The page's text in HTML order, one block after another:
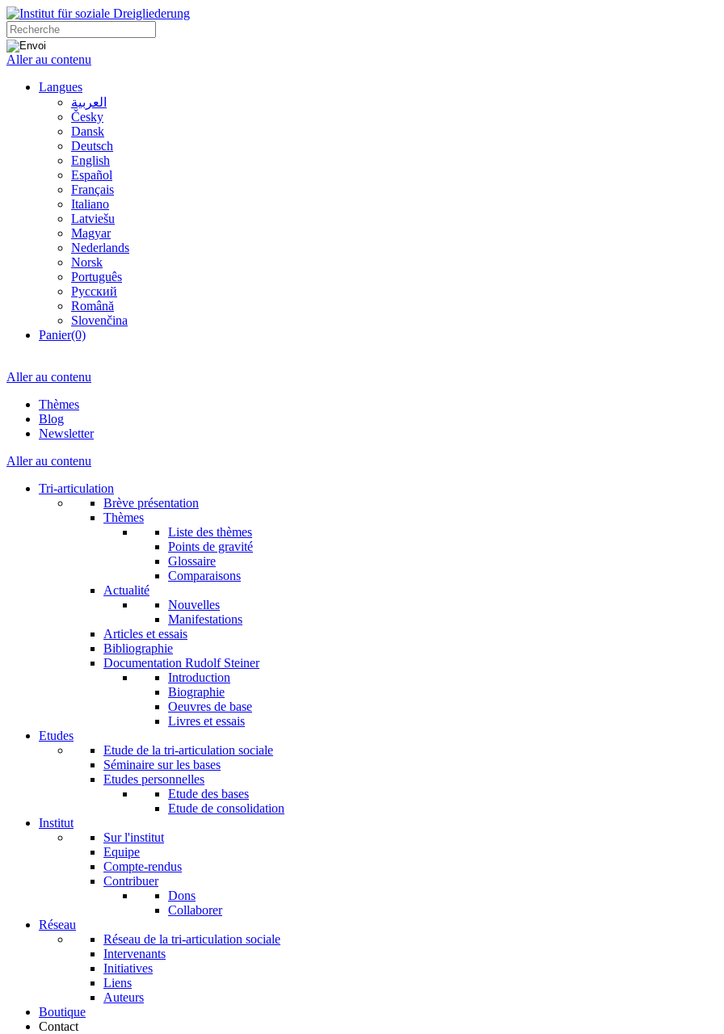
Aller au contenu
Langues
العربية
Česky
Dansk
Deutsch
English
Español
Français
Italiano
Latviešu
Magyar
Nederlands
Norsk
Português
Русский
Română
Slovenčina
Panier(0)
Aller au contenu
Thèmes
Blog
Newsletter
Aller au contenu
Tri-articulation
Brève présentation
Thèmes
Liste des thèmes
Points de gravité
Glossaire
Comparaisons
Actualité
Nouvelles
Manifestations
Articles et essais
Bibliographie
Documentation Rudolf Steiner
Introduction
Biographie
Oeuvres de base
Livres et essais
Etudes
Etude de la tri-articulation sociale
Séminaire sur les bases
Etudes personnelles
Etude des bases
Etude de consolidation
Institut
Sur l'institut
Equipe
Compte-rendus
Contribuer
Dons
Collaborer
Réseau
Réseau de la tri-articulation sociale
Intervenants
Initiatives
Liens
Auteurs
Boutique
Contact